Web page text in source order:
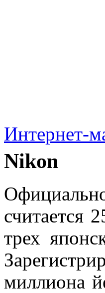
Интернет-
Nikon
считается
трех
миллиона